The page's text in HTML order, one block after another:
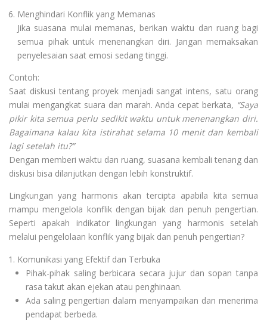
Menghindari Konflik yang Memanas
Jika suasana mulai memanas, berikan waktu dan ruang bagi
semua pihak untuk menenangkan diri. Jangan memaksakan
penyelesaian saat emosi sedang tinggi.
Contoh:
Saat diskusi tentang proyek menjadi sangat intens, satu orang
mulai mengangkat suara dan marah. Anda cepat berkata, “Saya
pikir kita semua perlu sedikit waktu untuk menenangkan diri.
Bagaimana kalau kita istirahat selama 10 menit dan kembali
lagi setelah itu?”
Dengan memberi waktu dan ruang, suasana kembali tenang dan
diskusi bisa dilanjutkan dengan lebih konstruktif.
Lingkungan yang harmonis akan tercipta apabila kita semua
mampu mengelola konflik dengan bijak dan penuh pengertian.
Seperti apakah indikator lingkungan yang harmonis setelah
melalui pengelolaan konflik yang bijak dan penuh pengertian?
Komunikasi yang Efektif dan Terbuka
Pihak-pihak saling berbicara secara jujur dan sopan tanpa
rasa takut akan ejekan atau penghinaan.
Ada saling pengertian dalam menyampaikan dan menerima
pendapat berbeda.